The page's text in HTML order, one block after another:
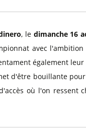
, le dimanche 16
avec
également
d'être bouillante
où l'on ressent